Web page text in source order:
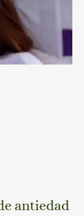
antiedad